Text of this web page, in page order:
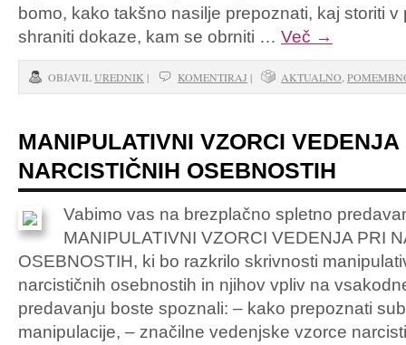
bomo, kako takšno nasilje prepoznati, kaj storiti
shraniti dokaze, kam se obrniti … Več →
OBJAVILUREDNIK | KOMENTIRAJ | AKTUALNO
MANIPULATIVNI VZORCI VEDENJA
NARCISTIČNIH OSEBNOSTIH
Vabimo vas na ​brezplačno spletno
MANIPULATIVNI VZORCI VEDENJA PRI
OSEBNOSTIH, ki bo razkrilo skrivnosti
narcističnih osebnostih in njihov vpliv na
predavanju boste spoznali: – kako prepoznati
manipulacije, – značilne vedenjske vzorce